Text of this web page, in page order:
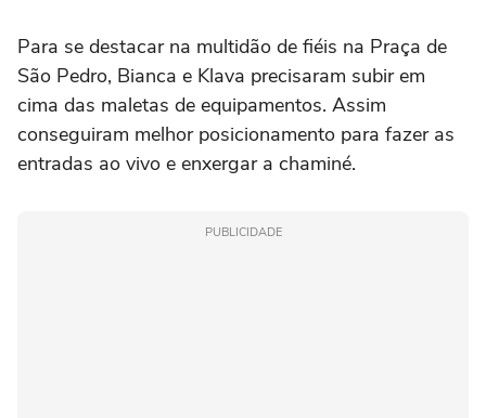
Para se destacar na multidão de fiéis na Praça de
São Pedro, Bianca e Klava precisaram subir em
cima das maletas de equipamentos. Assim
conseguiram melhor posicionamento para fazer as
entradas ao vivo e enxergar a chaminé.
PUBLICIDADE